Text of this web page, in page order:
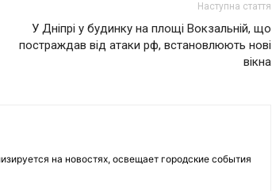
Наступна стаття
У Дніпрі у будинку на площі Вокзальній, що
постраждав від атаки рф, встановлюють нові
вікна
на новостях, освещает городские события